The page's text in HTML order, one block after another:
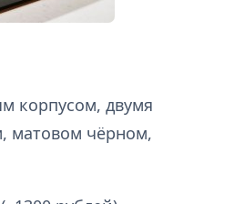
корпусом, двумя
матовом чёрном,